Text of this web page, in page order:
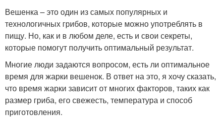
Вешенка – это один из самых популярных и
технологичных грибов, которые можно употреблять в
пищу. Но, как и в любом деле, есть и свои секреты,
которые помогут получить оптимальный результат.
Многие люди задаются вопросом, есть ли оптимальное
время для жарки вешенок. В ответ на это, я хочу сказать,
что время жарки зависит от многих факторов, таких как
размер гриба, его свежесть, температура и способ
приготовления.